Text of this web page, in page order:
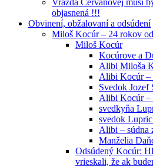
objasnená !!!
Obvinení, obžalovaní a odsúdení
Miloš Kocúr – 24 rokov
Miloš Kocúr
Kocúrove a
Alibi Miloša
Alibi Kocúr –
Svedok Jozef
Alibi Kocúr –
svedkyňa
svedok
Alibi – súdna
Manželia
Odsúdený Kocúr:
vrieskali, že ak